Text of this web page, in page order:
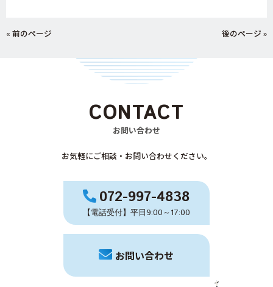
« 前のページ 後のページ »
CONTACT
お問い合わせ
お気軽にご相談・お問い合わせください。
072-997-4838
【電話受付】平日9:00～17:00
お問い合わせ